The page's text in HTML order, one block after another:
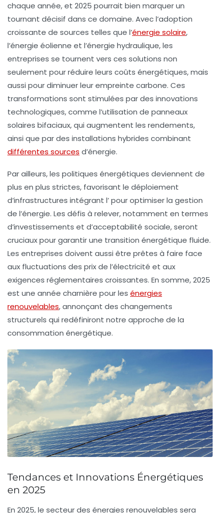
chaque année, et 2025 pourrait bien marquer un
tournant décisif dans ce domaine. Avec l’adoption
croissante de sources telles que l’énergie solaire,
l’énergie éolienne et l’énergie hydraulique, les
entreprises se tournent vers ces solutions non
seulement pour réduire leurs coûts énergétiques, mais
aussi pour diminuer leurempreinte carbone. Ces
transformations sont stimulées par des innovations
technologiques, comme l’utilisation de panneaux
solaires bifaciaux, qui augmentent les rendements,
ainsi que par des installations hybrides combinant
différentes sources d’énergie.
Par ailleurs, les politiques énergétiques deviennent de
plus en plus strictes, favorisant le déploiement
d’infrastructures intégrant l’pour optimiser la gestion
de l’énergie. Les défis à relever, notamment en termes
d’investissements et d’acceptabilité sociale, seront
cruciaux pour garantir une transition énergétique fluide.
Les entreprises doivent aussi être prêtes à faire face
aux fluctuations des prix de l’électricité et aux
exigences réglementaires croissantes. En somme, 2025
est une année charnière pour les énergies
renouvelables, annonçant des changements
structurels qui redéfiniront notre approche de la
consommation énergétique.
Tendances et Innovations Énergétiques
en 2025
En 2025, le secteur des énergies renouvelables sera